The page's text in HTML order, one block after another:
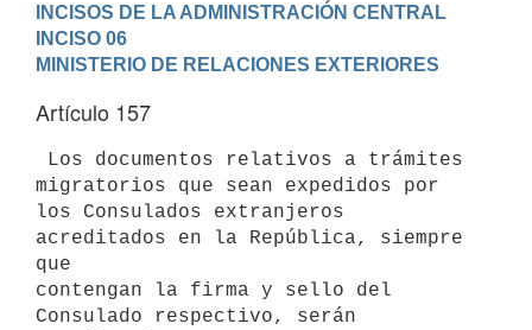
INCISOS DE LA ADMINISTRACIÓN CENTRAL
INCISO 06
MINISTERIO DE RELACIONES EXTERIORES
Artículo 157
migratorios que sean expedidos por
los Consulados extranjeros
acreditados en la República, siempre
que
contengan la firma y sello del
Consulado respectivo, serán